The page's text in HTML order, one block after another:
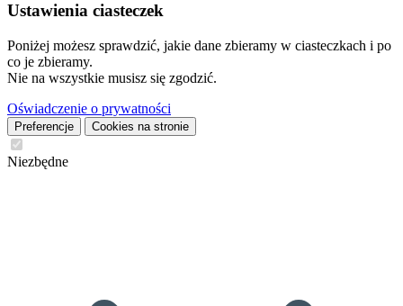
Ustawienia ciasteczek
Poniżej możesz sprawdzić, jakie dane zbieramy w ciasteczkach i po
co je zbieramy.
Nie na wszystkie musisz się zgodzić.
Oświadczenie o prywatności
Preferencje Cookies na stronie
Niezbędne